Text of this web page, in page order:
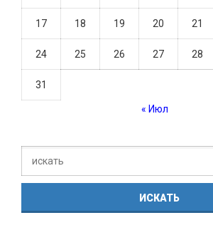
17 18 19 20 21
24 25 26 27 28
31
« Июл